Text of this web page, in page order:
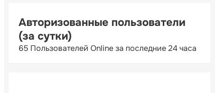
Авторизованные пользователи
(за сутки)
65 Пользователей Online за последние 24 часа